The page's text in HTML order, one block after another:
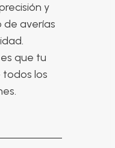
y
de averías
que tu
todos los